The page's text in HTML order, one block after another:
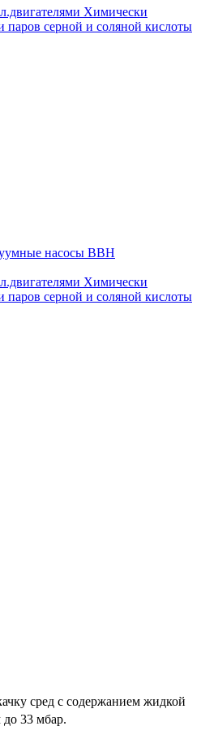
Химически
паров серной и соляной кислоты
насосы ВВН
Химически
паров серной и соляной кислоты
сред с содержанием жидкой
33 мбар.